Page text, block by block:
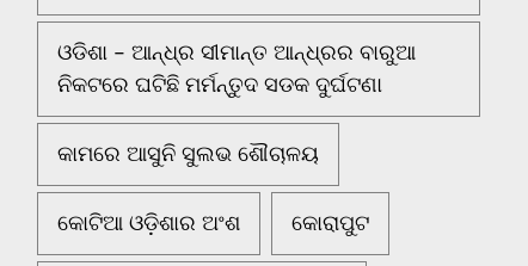
ଓଡିଶା - ଆନ୍ଧ୍ର ସୀମାନ୍ତ ଆନ୍ଧ୍ରର ବାରୁଆ
ନିକଟରେ ଘଟିଛି ମର୍ମନ୍ତୁଦ ସଡକ ଦୁର୍ଘଟଣା
କାମରେ ଆସୁନି ସୁଲଭ ଶୌଚାଳୟ
କୋଟିଆ ଓଡ଼ିଶାର ଅଂଶ କୋରାପୁଟ